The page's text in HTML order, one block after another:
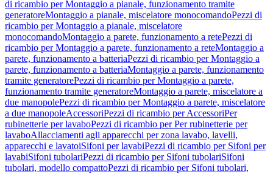
di ricambio per Montaggio a pianale, funzionamento tramite
generatoreMontaggio a pianale, miscelatore monocomandoPezzi di
ricambio per Montaggio a pianale, miscelatore
monocomandoMontaggio a parete, funzionamento a retePezzi di
ricambio per Montaggio a parete, funzionamento a reteMontaggio a
parete, funzionamento a batteriaPezzi di ricambio per Montaggio a
parete, funzionamento a batteriaMontaggio a parete, funzionamento
tramite generatorePezzi di ricambio per Montaggio a parete,
funzionamento tramite generatoreMontaggio a parete, miscelatore a
due manopolePezzi di ricambio per Montaggio a parete, miscelatore
a due manopoleAccessoriPezzi di ricambio per AccessoriPer
rubinetterie per lavaboPezzi di ricambio per Per rubinetterie per
lavaboAllacciamenti agli apparecchi per zona lavabo, lavelli,
apparecchi e lavatoiSifoni per lavabiPezzi di ricambio per Sifoni per
lavabiSifoni tubolariPezzi di ricambio per Sifoni tubolariSifoni
tubolari, modello compattoPezzi di ricambio per Sifoni tubolari,